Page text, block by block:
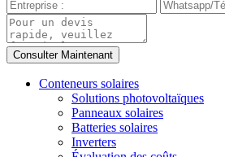
Conteneurs solaires
Solutions photovoltaïques
Panneaux solaires
Batteries solaires
Inverters